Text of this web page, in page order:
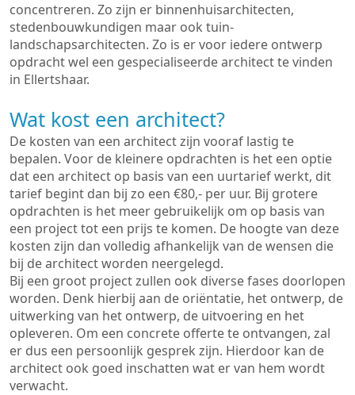
concentreren. Zo zijn er binnenhuisarchitecten,
stedenbouwkundigen maar ook tuin-
landschapsarchitecten. Zo is er voor iedere ontwerp
opdracht wel een gespecialiseerde architect te vinden
in Ellertshaar.
Wat kost een architect?
De kosten van een architect zijn vooraf lastig te
bepalen. Voor de kleinere opdrachten is het een optie
dat een architect op basis van een uurtarief werkt, dit
tarief begint dan bij zo een €80,- per uur. Bij grotere
opdrachten is het meer gebruikelijk om op basis van
een project tot een prijs te komen. De hoogte van deze
kosten zijn dan volledig afhankelijk van de wensen die
bij de architect worden neergelegd.
Bij een groot project zullen ook diverse fases doorlopen
worden. Denk hierbij aan de oriëntatie, het ontwerp, de
uitwerking van het ontwerp, de uitvoering en het
opleveren. Om een concrete offerte te ontvangen, zal
er dus een persoonlijk gesprek zijn. Hierdoor kan de
architect ook goed inschatten wat er van hem wordt
verwacht.